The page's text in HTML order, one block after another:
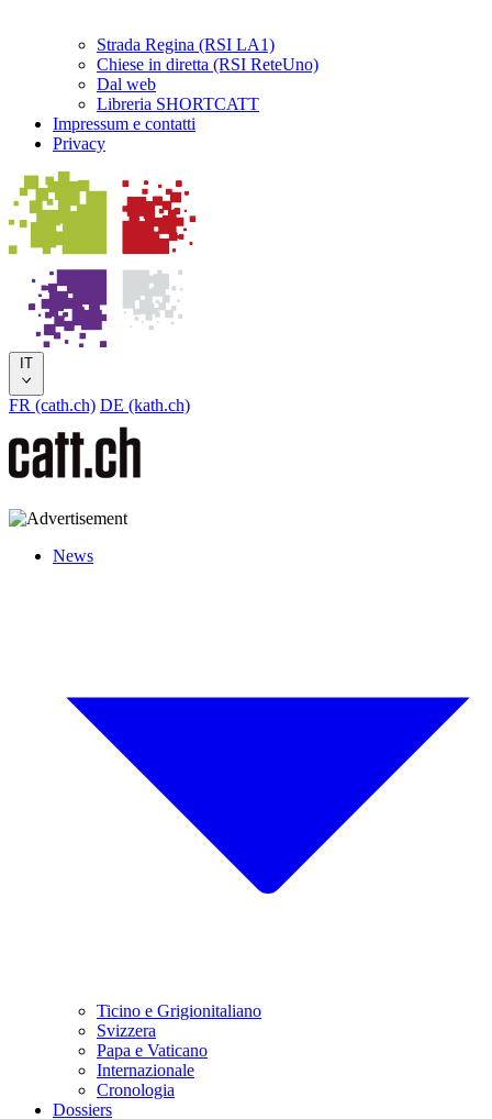
Strada Regina (RSI LA1)
Chiese in diretta (RSI ReteUno)
Dal web
Libreria SHORTCATT
Impressum e contatti
Privacy
IT
FR (cath.ch) DE (kath.ch)
News
Ticino e Grigionitaliano
Svizzera
Papa e Vaticano
Internazionale
Cronologia
Dossiers